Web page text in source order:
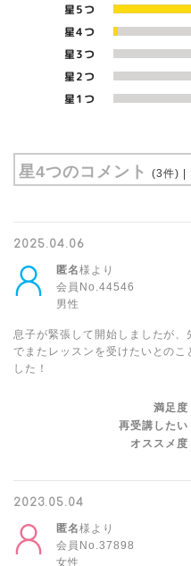
星5つ
星4つ
星3つ
星2つ
星1つ
星4つのコメント (3件)
2025.04.06
匿名様より
会員No.44546
男性
息子が緊張して開始しましたが
でまたレッスンを受けたいとの
した！
満足度
再受講したい
オススメ度
2023.05.04
匿名様より
会員No.37898
女性